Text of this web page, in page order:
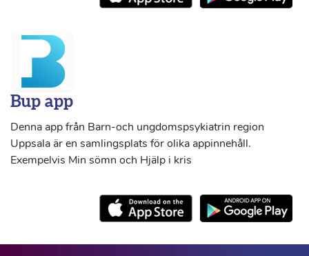
Bup app
Denna app från Barn-och ungdomspsykiatrin region
Uppsala är en samlingsplats för olika appinnehåll.
Exempelvis Min sömn och Hjälp i kris